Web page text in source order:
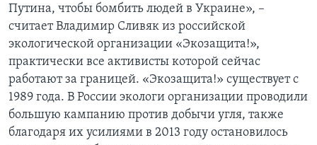
Путина, чтобы бомбить людей в Украине», –
считает Владимир Сливяк из российской
экологической организации «Экозащита!»,
практически все активисты которой сейчас
работают за границей. «Экозащита!» существует с
1989 года. В России экологи организации проводили
большую кампанию против добычи угля, также
благодаря их усилиями в 2013 году остановилось